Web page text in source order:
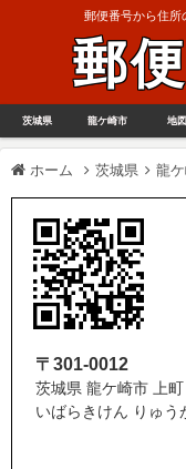
郵便番号から住所
郵
茨城県 龍ケ崎市 地図
ホーム 茨城県 龍
〒301-0012
茨城県 龍ケ崎市 上町
いばらきけん りゅう